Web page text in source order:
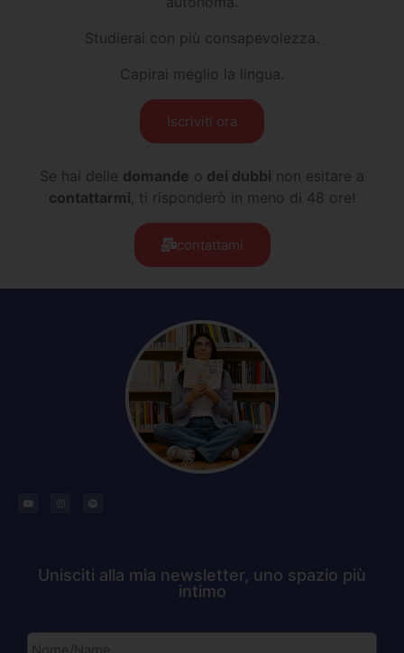
Studierai con più consapevolezza.
Capirai meglio la lingua.
Iscriviti ora
Se hai delle domande o dei dubbi non esitare a
contattarmi , ti risponderò in meno di 48 ore!
contattami
Unisciti alla mia newsletter, uno spazio più
intimo